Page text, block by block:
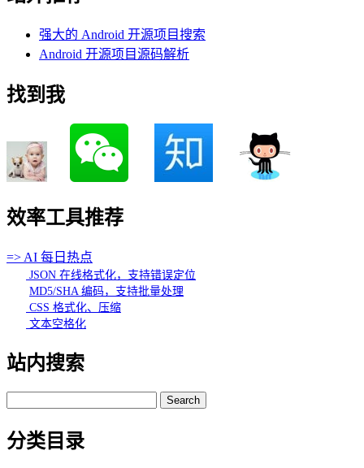
强大的 Android 开源项目搜索
Android 开源项目源码解析
找到我
效率工具推荐
=> AI 每日热点
JSON 在线格式化，支持错误定位
MD5/SHA 编码，支持批量处理
CSS 格式化、压缩
文本空格化
站内搜索
for:
分类目录